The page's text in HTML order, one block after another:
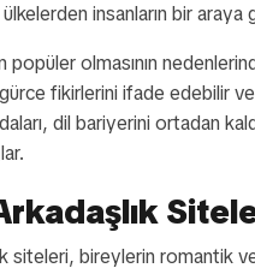
insanların bir araya
popüler olmasının
fikirlerini ifade edebilir
dil bariyerini ortadan
siteleri, bireylerin romantik